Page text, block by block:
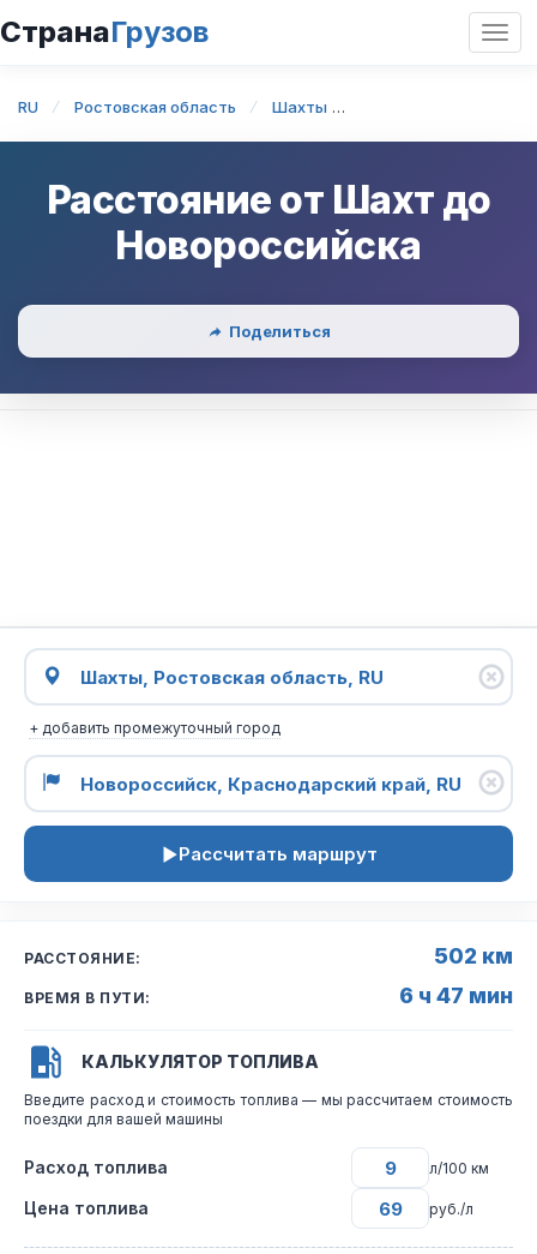
СтранаГрузов
RU Ростовская область Шахты
Расстояние от Шахт до
Новороссийска
Поделиться
+ добавить промежуточный город
Рассчитать маршрут
РАССТОЯНИЕ: 502 км
ВРЕМЯ В ПУТИ: 6 ч 47 мин
КАЛЬКУЛЯТОР ТОПЛИВА
Введите расход и стоимость топлива — мы рассчитаем стоимость
поездки для вашей машины
Расход топлива л/100 км
Цена топлива руб./л